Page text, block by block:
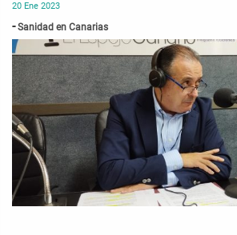
20 Ene 2023
Sanidad en Canarias